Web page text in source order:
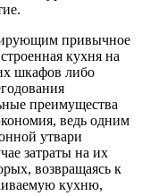
привычное
кухня на
шкафов либо
преимущества
ведь одним
утвари
затраты на их
возвращаясь к
кухню,